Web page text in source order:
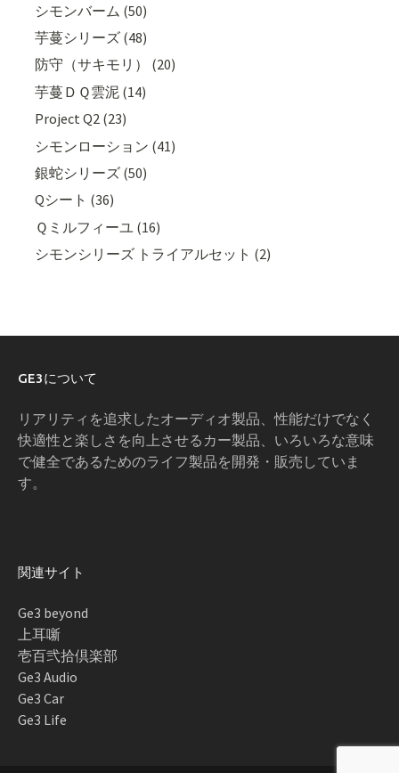
シモンバーム (50)
芋蔓シリーズ (48)
防守（サキモリ） (20)
芋蔓ＤＱ雲泥 (14)
Project Q2 (23)
シモンローション (41)
銀蛇シリーズ (50)
Qシート (36)
Ｑミルフィーユ (16)
シモンシリーズ トライアルセット (2)
GE3について
リアリティを追求したオーディオ製品、性能だけでなく
快適性と楽しさを向上させるカー製品、いろいろな意味
で健全であるためのライフ製品を開発・販売していま
す。
関連サイト
Ge3 beyond
上耳噺
壱百弐拾倶楽部
Ge3 Audio
Ge3 Car
Ge3 Life